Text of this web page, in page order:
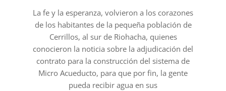
02La fe y la esperanza, volvieron a los corazones
de los habitantes de la pequeña población de
Cerrillos, al sur de Riohacha, quienes
conocieron la noticia sobre la adjudicación del
contrato para la construcción del sistema de
Micro Acueducto, para que por fin, la gente
pueda recibir agua en sus